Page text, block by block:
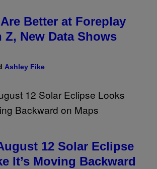
Better at Foreplay
Z, New Data Shows
Ashley Fike
12 Solar Eclipse
It’s Moving Backward